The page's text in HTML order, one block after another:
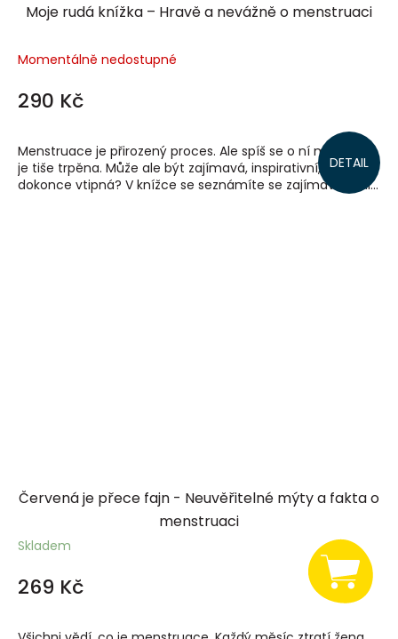
Moje rudá knížka – Hravě a nevážně o menstruaci
Momentálně nedostupné
290 Kč
DETAIL
Menstruace je přirozený proces. Ale spíš se o ní mlčí nebo
je tiše trpěna. Může ale být zajímavá, inspirativní, nebo
dokonce vtipná? V knížce se seznámíte se zajímavostmi...
Červená je přece fajn - Neuvěřitelné mýty a fakta o
menstruaci
Skladem
269 Kč